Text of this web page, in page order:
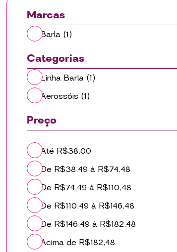
Marcas
Barla(1)
Categorias
Linha Barla(1)
Aerossóis(1)
Preço
Até R$38,00
De R$38,49 à R$74,48
De R$74,49 à R$110,48
De R$110,49 à R$146,48
De R$146,49 à R$182,48
Acima de R$182,48